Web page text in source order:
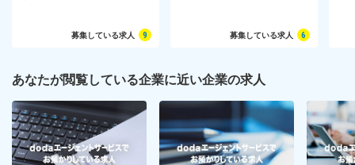
募集している求人 9 募集している求人 6
あなたが閲覧している企業に近い企業の求人